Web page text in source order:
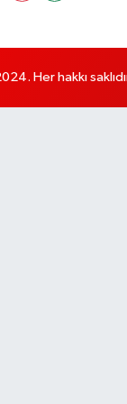
Her hakkı